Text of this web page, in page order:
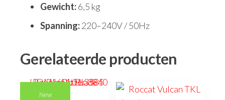
Gewicht:6,5 kg
Spanning:220–240V / 50Hz
Gerelateerde producten
New